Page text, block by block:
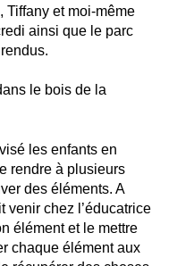
Tiffany et moi-même
ainsi que le parc
le bois de la
les enfants en
rendre à plusieurs
des éléments. A
venir chez l’éducatrice
élément et le mettre
chaque élément aux